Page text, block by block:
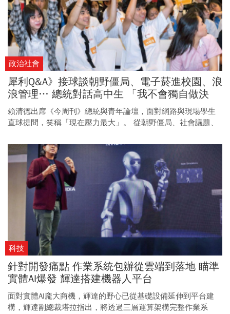
政治社會
犀利Q&A》接球談朝野僵局、電子菸進校園、浪
浪管理… 總統對話高中生 「我不會獨自做決
策」
賴清德出席《今周刊》總統與青年論壇，面對網路與現場學生
直球提問，笑稱「現在壓力最大」。 從朝野僵局、社會議題、
度交流。
科技
針對開發痛點 作業系統包辦從雲端到落地 瞄準
實體AI爆發 輝達搭建機器人平台
面對實體AI龐大商機，輝達的野心已從基礎設備延伸到平台建
構，輝達副總裁塔拉指出，將透過三層運算架構完整作業系